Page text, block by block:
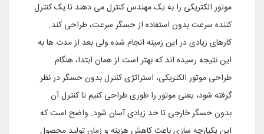
موتور الکتریکى را به یک مهندس کنترل مى دهند تا یک کنترل
کننده سرعت بدون استفاده از حسگر سرعت، طراحى کند.
کارهاى زیادى در این زمینه انجام شده ولى بعد از مدت ها به
این نتیجه رسیده اند که بهتر است از همان ابتدا، هنگام
طراحى موتور الکتریکى، استراتژى کنترل بدون حسگر در نظر
گرفته شود، یعنى موتور را طورى طراحى کنیم تا کنترل آن
بدون حسگر خارجى تا حد زیادى آسان شود. واضح است که
این یکپارچه سازى باعث کاهش هزینه و زمان تولید محصول